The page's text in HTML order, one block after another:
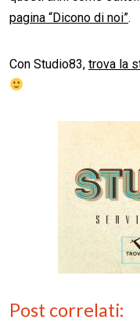
pagina “Dicono di noi”.
Con Studio83, trova la
Post correlati: